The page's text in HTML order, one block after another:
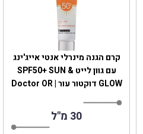
קרם הגנה מינרלי אנטי אייג'ינג
עם גוון לייט SPF50+ SUN &
GLOW דוקטור עור | Doctor OR
30 מ"ל